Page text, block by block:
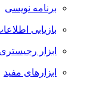
برنامه نویسی
بازیابی
ابزار رجیستری
ابزارهای مفید